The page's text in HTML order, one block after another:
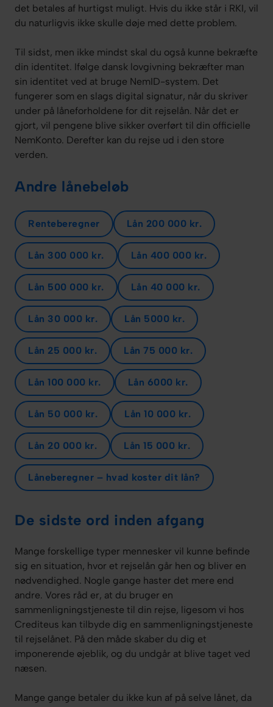
det betales af hurtigst muligt. Hvis du ikke står i RKI, vil
du naturligvis ikke skulle døje med dette problem.
Til sidst, men ikke mindst skal du også kunne bekræfte
din identitet. Ifølge dansk lovgivning bekræfter man
sin identitet ved at bruge NemID-system. Det
fungerer som en slags digital signatur, når du skriver
under på låneforholdene for dit rejselån. Når det er
gjort, vil pengene blive sikker overført til din officielle
NemKonto. Derefter kan du rejse ud i den store
verden.
Andre lånebeløb
Renteberegner Lån 200 000 kr.
Lån 300 000 kr. Lån 400 000 kr.
Lån 500 000 kr. Lån 40 000 kr.
Lån 30 000 kr. Lån 5000 kr.
Lån 25 000 kr. Lån 75 000 kr.
Lån 100 000 kr. Lån 6000 kr.
Lån 50 000 kr. Lån 10 000 kr.
Lån 20 000 kr. Lån 15 000 kr.
Låneberegner – hvad koster dit lån?
De sidste ord inden afgang
Mange forskellige typer mennesker vil kunne befinde
sig en situation, hvor et rejselån går hen og bliver en
nødvendighed. Nogle gange haster det mere end
andre. Vores råd er, at du bruger en
sammenligningstjeneste til din rejse, ligesom vi hos
Crediteus kan tilbyde dig en sammenligningstjeneste
til rejselånet. På den måde skaber du dig et
imponerende øjeblik, og du undgår at blive taget ved
næsen.
Mange gange betaler du ikke kun af på selve lånet, da